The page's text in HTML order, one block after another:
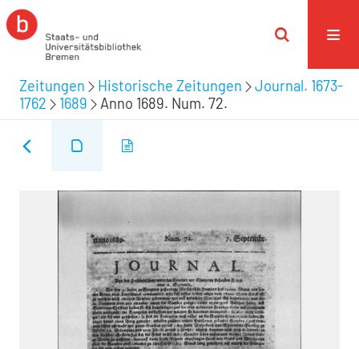
Zeitungen Historische Zeitungen
Journal. 1673-
1762
1689 Anno 1689. Num. 72.